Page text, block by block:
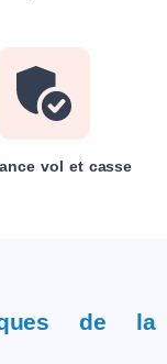
vol et casse
de la